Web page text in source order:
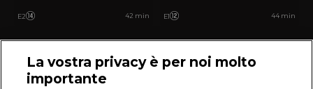
E2 42 min E1 44 min
La vostra privacy è per noi molto
importante